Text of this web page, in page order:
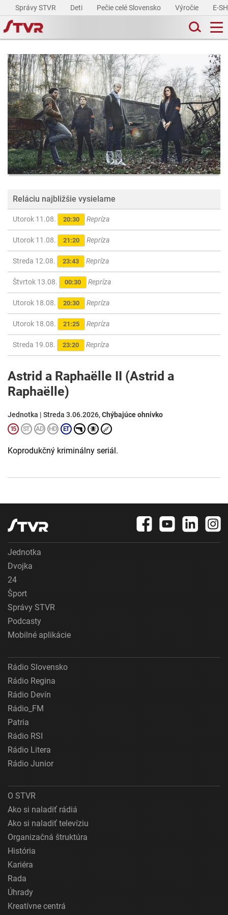
Správy STVR Deti Pečie celé Slovensko Výročie E-
Reláciu najbližšie vysielame
Utorok 11.08. 20:30 Repríza
Utorok 11.08. 21:20 Repríza
Streda 12.08. 23:43 Repríza
Štvrtok 13.08. 00:30 Repríza
Utorok 18.08. 20:30 Repríza
Utorok 18.08. 21:25 Repríza
Streda 19.08. 23:20 Repríza
Astrid a Raphaëlle II (Astrid a
Raphaëlle)
Jednotka | Streda 3.06.2026,Chýbajúce ohnivko
Koprodukčný kriminálny seriál.
Jednotka
Dvojka
24
Šport
Správy STVR
Podcasty
Mobilné aplikácie
Rádio Slovensko
Rádio Regina
Rádio Devín
Rádio_FM
Patria
Rádio RSI
Rádio Litera
Rádio Junior
O STVR
Ako si naladiť rádiá
Ako si naladiť televíziu
Organizačná štruktúra
História
Kariéra
Rada
Úhrady
Kreatívne centrá